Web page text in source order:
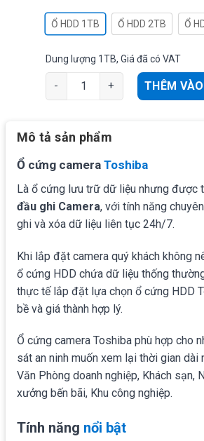
Ổ HDD 1TB Ổ HDD 2TB Ổ
Dung lượng 1TB, Giá đã có VAT
Ổ cứng camera Toshiba V300
THÊM
Mô tả sản phẩm
Ổ cứng camera Toshiba
Là ổ cứng lưu trữ dữ liệu nhưng được
đầu ghi Camera, với tính năng
ghi và xóa dữ liệu liên tục 24h/7.
Khi lắp đặt camera quý khách không
ổ cứng HDD chứa dữ liệu thống
thực tế lắp đặt lựa chọn ổ cứng HDD
bề và giá thành hợp lý.
Ổ cứng camera Toshiba phù hợp cho
sát an ninh muốn xem lại thời gian dài
Văn Phòng doanh nghiệp, Khách sạn,
xưởng bến bãi, Khu công nghiệp.
Tính năng nổi bật